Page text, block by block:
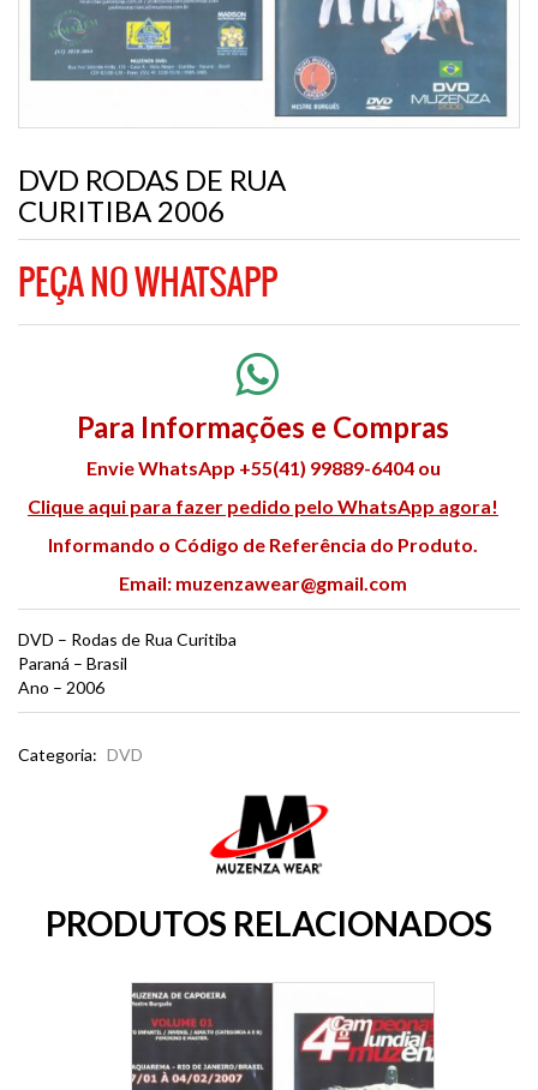
DVD RODAS DE RUA
CURITIBA 2006
PEÇA NO WHATSAPP
Para Informações e Compras
Envie WhatsApp +55(41) 99889-6404 ou
Clique aqui para fazer pedido pelo WhatsApp agora!
Informando o Código de Referência do Produto.
Email: muzenzawear@gmail.com
DVD – Rodas de Rua Curitiba
Paraná – Brasil
Ano – 2006
Categoria: DVD
PRODUTOS RELACIONADOS